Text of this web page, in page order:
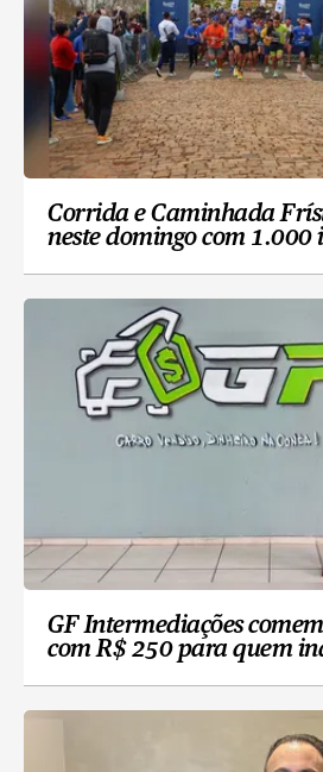
Corrida e Caminhada
neste domingo com 1.000
GF Intermediações
com R$ 250 para quem